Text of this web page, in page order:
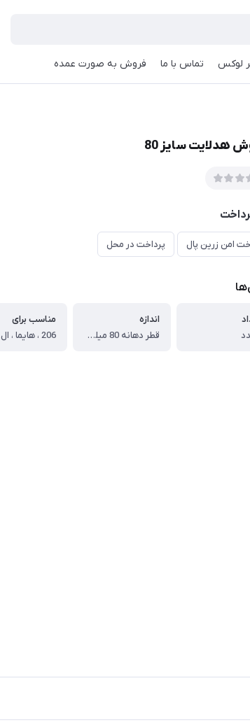
لوکس تماس با ما فروش به صورت عمده
هدلایت سایز 80
امن زرین پال پرداخت در محل
اندازه
قطر دهانه 80 میلیمتر
مناسب برای